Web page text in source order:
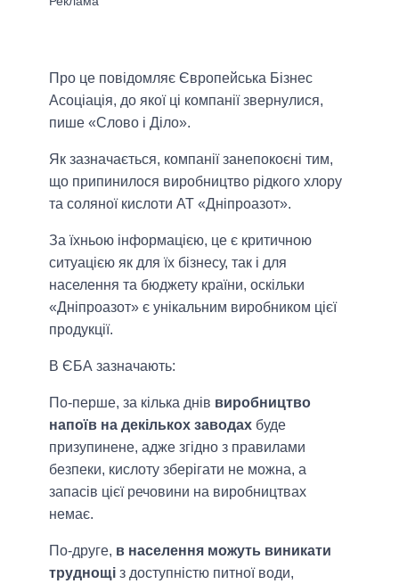
Про це повідомляє Європейська Бізнес
Асоціація, до якої ці компанії звернулися,
пише «Слово і Діло».
Як зазначається, компанії занепокоєні тим,
що припинилося виробництво рідкого хлору
та соляної кислоти АТ «Дніпроазот».
За їхньою інформацією, це є критичною
ситуацією як для їх бізнесу, так і для
населення та бюджету країни, оскільки
«Дніпроазот» є унікальним виробником цієї
продукції.
В ЄБА зазначають:
По-перше, за кілька днів виробництво
напоїв на декількох заводах буде
призупинене, адже згідно з правилами
безпеки, кислоту зберігати не можна, а
запасів цієї речовини на виробництвах
немає.
По-друге, в населення можуть виникати
труднощі з доступністю питної води,